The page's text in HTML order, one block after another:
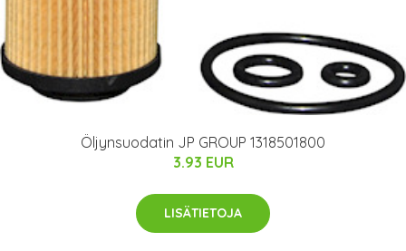
Öljynsuodatin JP GROUP 1318501800
3.93 EUR
LISÄTIETOJA